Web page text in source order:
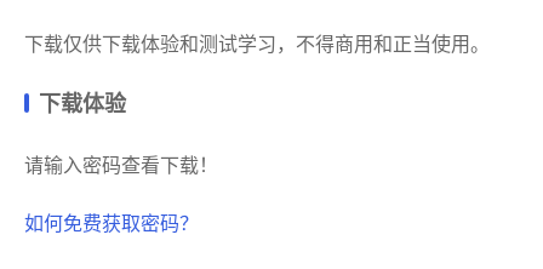
下载仅供下载体验和测试学习，不得商用和正当使用。
下载体验
请输入密码查看下载！
如何免费获取密码？